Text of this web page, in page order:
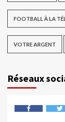
FOOTBALL À LA
VOTRE ARGENT
Réseaux